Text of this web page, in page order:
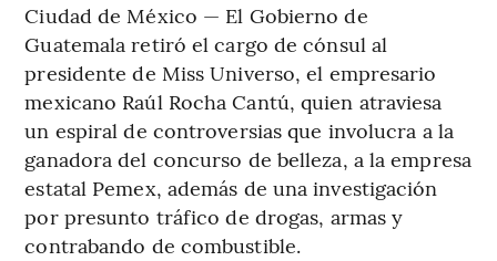
Ciudad de México — El Gobierno de
Guatemala retiró el cargo de cónsul al
presidente de Miss Universo, el empresario
mexicano Raúl Rocha Cantú, quien atraviesa
un espiral de controversias que involucra a la
ganadora del concurso de belleza, a la empresa
estatal Pemex, además de una investigación
por presunto tráfico de drogas, armas y
contrabando de combustible.